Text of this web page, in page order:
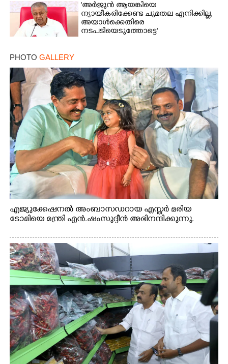
'അർജുൻ ആയങ്കിയെ
ന്യായീകരിക്കേണ്ട ചുമതല എനിക്കില്ല,
അയാൾക്കെതിരെ
നടപടിയെടുത്തോട്ടെ'
PHOTO GALLERY
എജ്യുക്കേഷനൽ അംബാസഡറായ എസ്തർ മരിയ
ടോമിയെ മന്ത്രി എൻ.ഷംസുദ്ദീൻ അഭിനന്ദിക്കുന്നു.